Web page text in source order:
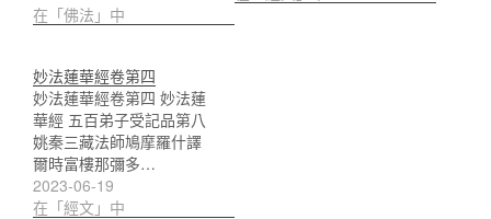
在「佛法」中
妙法蓮華經卷第四
妙法蓮華經卷第四 妙法蓮
華經 五百弟子受記品第八
姚秦三藏法師鳩摩羅什譯
爾時富樓那彌多…
2023-06-19
在「經文」中